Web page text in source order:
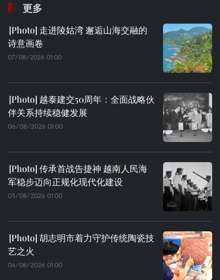
更多
走进陵姑湾 邂逅山海交融的
诗意画卷
07/08/2026 01:00
越泰建交50周年：全面战略伙
伴关系持续稳健发展
06/08/2026 01:00
传承首战告捷神 越南人民海
军稳步迈向正规化现代化建设
05/08/2026 01:00
胡志明市着力守护传统陶瓷技
艺之火
04/08/2026 01:00